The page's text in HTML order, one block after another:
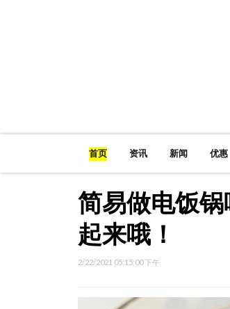
首页 资讯 新闻 优惠
简易做电饭
起来哦！
2/22/2021 05:15:00 下午